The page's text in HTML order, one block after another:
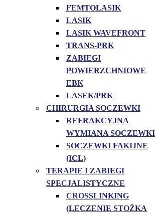
FEMTOLASIK
LASIK
LASIK WAVEFRONT
TRANS-PRK
ZABIEGI
POWIERZCHNIOWE
EBK
LASEK/PRK
CHIRURGIA SOCZEWKI
REFRAKCYJNA
WYMIANA SOCZEWKI
SOCZEWKI FAKIJNE
(ICL)
TERAPIE I ZABIEGI
SPECJALISTYCZNE
CROSSLINKING
(LECZENIE STOŻKA